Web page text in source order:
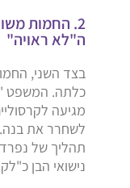
2. החמות
ה"לא ראויה"
בצד השני,
כלתה. המשפט
מגיעה
לשחרר את בנה.
תהליך של
נישואי הבן